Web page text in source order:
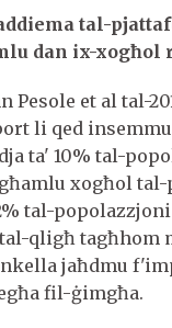
tal-
dan ix-xogħol
Pesole et al tal-
li qed
ta' 10% tal-
xogħol
tal-
qligħ tagħhom
jaħdmu
fil-ġimgħa.